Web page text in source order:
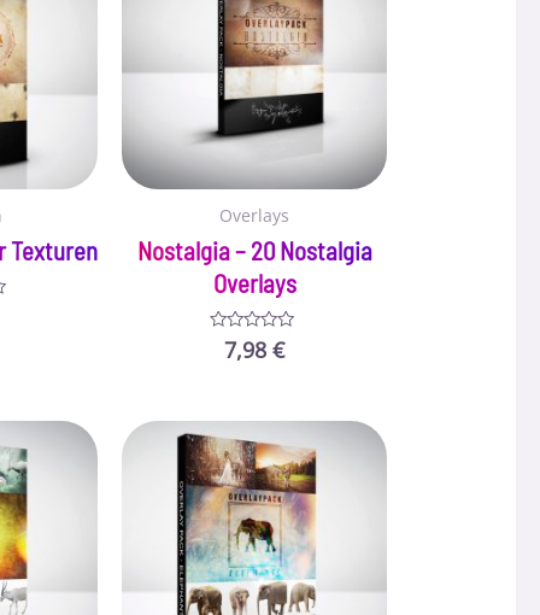
Texturen
Overlays
Nostalgia – 20 Nostalgia
Overlays
Bewertet
mit7,98€